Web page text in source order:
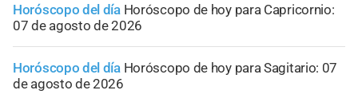
Horóscopo del día Horóscopo de hoy para Capricornio:
07 de agosto de 2026
Horóscopo del día Horóscopo de hoy para Sagitario: 07
de agosto de 2026